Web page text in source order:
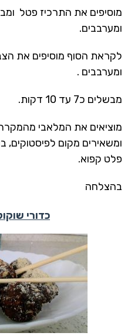
מוסיפים את התרכיז פטל
ומערבבים.
לקראת הסוף מוסיפים את
ומערבבים .
מבשלים כ7 עד 10 דקות.
מוציאים את המלאבי
ומשאירים מקום לפיסטוקים,
פלט קפוא.
בהצלחה
כדורי